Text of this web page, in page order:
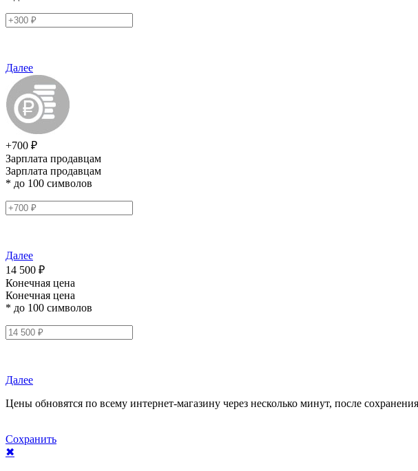
Далее
+700 ₽
Зарплата продавцам
Зарплата продавцам
* до 100 символов
Далее
14 500 ₽
Конечная цена
Конечная цена
* до 100 символов
Далее
Цены обновятся по всему интернет-магазину через несколько минут, после
Сохранить
✖